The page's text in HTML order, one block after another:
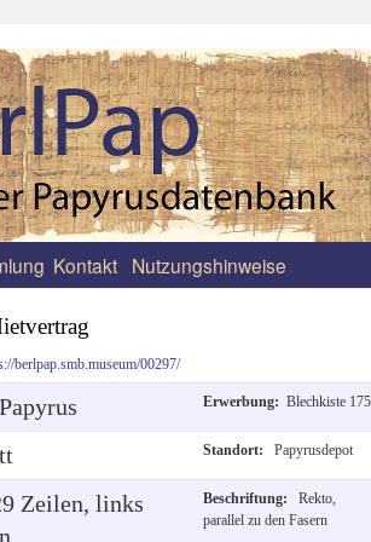
Kontakt Nutzungshinweise
berlpap.smb.museum/00297/
Papyrus Erwerbung: Blechkiste
Standort: Papyrusdepot
Zeilen, links
Beschriftung:
Rekto,
parallel zu den Fasern